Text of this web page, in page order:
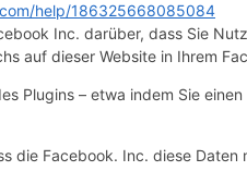
help/186325668085084
Inc. darüber, dass Sie
auf dieser Website in Ihrem
Plugins – etwa indem Sie
die Facebook. Inc. diese